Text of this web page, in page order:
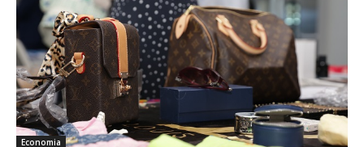
Economia